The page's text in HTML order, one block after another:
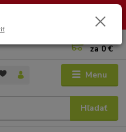
· Objednávky vybavíme po
Menu
Hľadať
za0 €